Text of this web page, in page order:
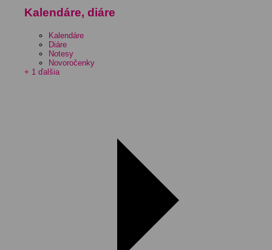
Kalendáre, diáre
Kalendáre
Diáre
Notesy
Novoročenky
+ 1 ďalšia